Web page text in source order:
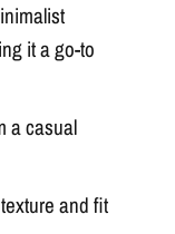
it a go-to
a casual
and fit